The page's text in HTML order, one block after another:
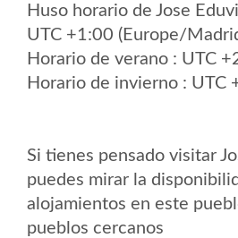
Huso horario de Jose
UTC +1:00 (Europe/
Horario de verano : UTC
Horario de invierno : UTC
Si tienes pensado visitar
puedes mirar la
alojamientos en este
pueblos cercanos